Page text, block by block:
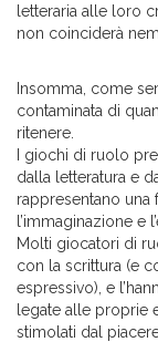
letteraria alle loro
non coinciderà
Insomma, come
contaminata di
ritenere.
I giochi di ruolo
dalla letteratura e
rappresentano
l’immaginazione e
Molti giocatori di
con la scrittura (e
espressivo), e
legate alle proprie
stimolati dal